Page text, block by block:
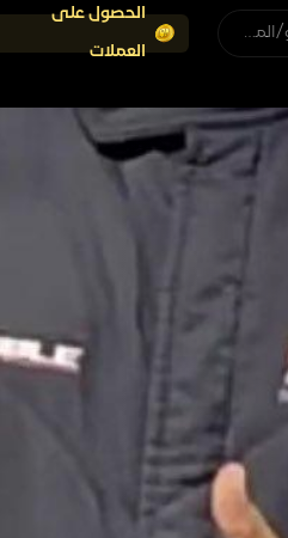
البحث عن البث المباشر/الفيديو/المستخدم
الحصول على
العملات